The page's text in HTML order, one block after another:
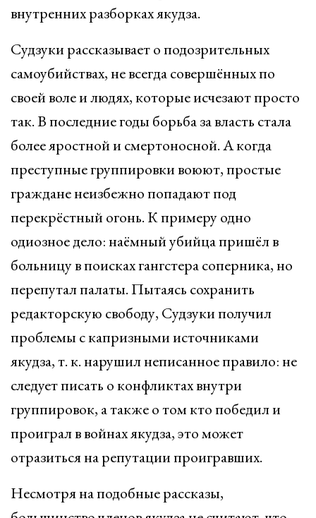
внутренних разборках якудза.
Судзуки рассказывает о подозрительных
самоубийствах, не всегда совершённых по
своей воле и людях, которые исчезают просто
так. В последние годы борьба за власть стала
более яростной и смертоносной. А когда
преступные группировки воюют, простые
граждане неизбежно попадают под
перекрёстный огонь. К примеру одно
одиозное дело: наёмный убийца пришёл в
больницу в поисках гангстера соперника, но
перепутал палаты. Пытаясь сохранить
редакторскую свободу, Судзуки получил
проблемы с капризными источниками
якудза, т. к. нарушил неписанное правило: не
следует писать о конфликтах внутри
группировок, а также о том кто победил и
проиграл в войнах якудза, это может
отразиться на репутации проигравших.
Несмотря на подобные рассказы,